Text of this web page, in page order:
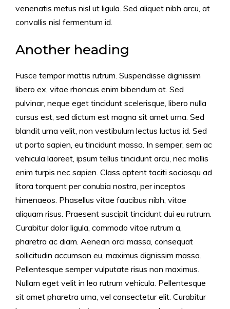
venenatis metus nisl ut ligula. Sed aliquet nibh arcu, at
convallis nisl fermentum id.
Another heading
Fusce tempor mattis rutrum. Suspendisse dignissim
libero ex, vitae rhoncus enim bibendum at. Sed
pulvinar, neque eget tincidunt scelerisque, libero nulla
cursus est, sed dictum est magna sit amet urna. Sed
blandit urna velit, non vestibulum lectus luctus id. Sed
ut porta sapien, eu tincidunt massa. In semper, sem ac
vehicula laoreet, ipsum tellus tincidunt arcu, nec mollis
enim turpis nec sapien. Class aptent taciti sociosqu ad
litora torquent per conubia nostra, per inceptos
himenaeos. Phasellus vitae faucibus nibh, vitae
aliquam risus. Praesent suscipit tincidunt dui eu rutrum.
Curabitur dolor ligula, commodo vitae rutrum a,
pharetra ac diam. Aenean orci massa, consequat
sollicitudin accumsan eu, maximus dignissim massa.
Pellentesque semper vulputate risus non maximus.
Nullam eget velit in leo rutrum vehicula. Pellentesque
sit amet pharetra urna, vel consectetur elit. Curabitur